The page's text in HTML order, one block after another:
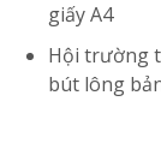
giấy A4
Hội trường
bút lông